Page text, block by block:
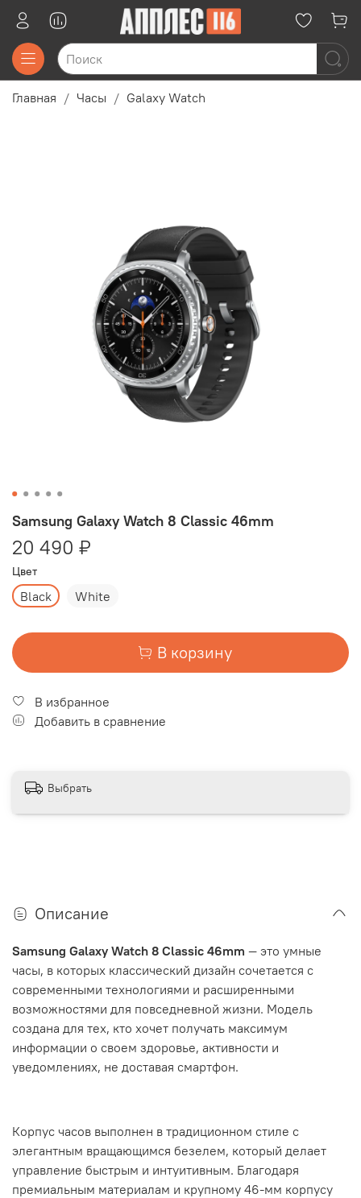
Главная Часы Galaxy Watch
Samsung Galaxy Watch 8 Classic 46mm
20 490 ₽
Цвет
Black White
В корзину
В избранное
Добавить в сравнение
Выбрать
Описание
Samsung Galaxy Watch 8 Classic 46mm — это умные
часы, в которых классический дизайн сочетается с
современными технологиями и расширенными
возможностями для повседневной жизни. Модель
создана для тех, кто хочет получать максимум
информации о своем здоровье, активности и
уведомлениях, не доставая смартфон.
Корпус часов выполнен в традиционном стиле с
элегантным вращающимся безелем, который делает
управление быстрым и интуитивным. Благодаря
премиальным материалам и крупному 46-мм корпусу